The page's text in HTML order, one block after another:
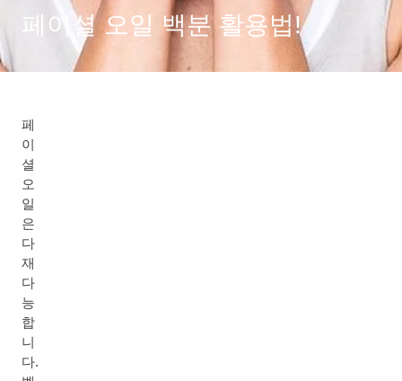
페이셜 오일 백분 활용법!
페
이
셜
오
일
은
다
재
다
능
합
니
다.